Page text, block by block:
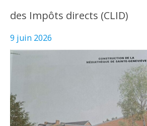
des Impôts directs (CLID)
9 juin 2026